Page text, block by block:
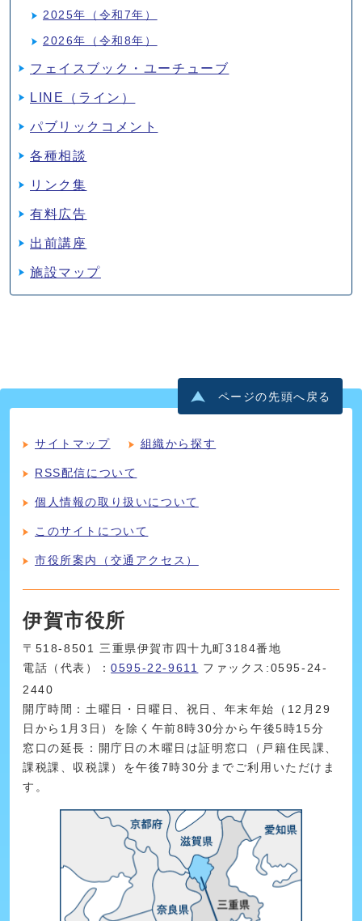
2025年（令和7年）
2026年（令和8年）
フェイスブック・ユーチューブ
LINE（ライン）
パブリックコメント
各種相談
リンク集
有料広告
出前講座
施設マップ
ページの先頭へ戻る
サイトマップ 組織から探す
RSS配信について
個人情報の取り扱いについて
このサイトについて
市役所案内（交通アクセス）
伊賀市役所
〒518-8501 三重県伊賀市四十九町3184番地
電話（代表）：0595-22-9611 ファックス:0595-24-
2440
開庁時間：土曜日・日曜日、祝日、年末年始（12月29
日から1月3日）を除く午前8時30分から午後5時15分
窓口の延長：開庁日の木曜日は証明窓口（戸籍住民課、
課税課、収税課）を午後7時30分までご利用いただけま
す。